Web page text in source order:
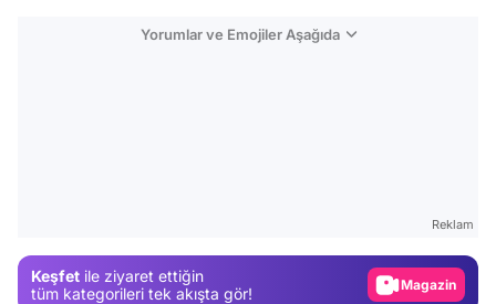
Yorumlar ve Emojiler Aşağıda
Reklam
Keşfet ile ziyaret ettiğin
tüm kategorileri tek akışta gör!
Video